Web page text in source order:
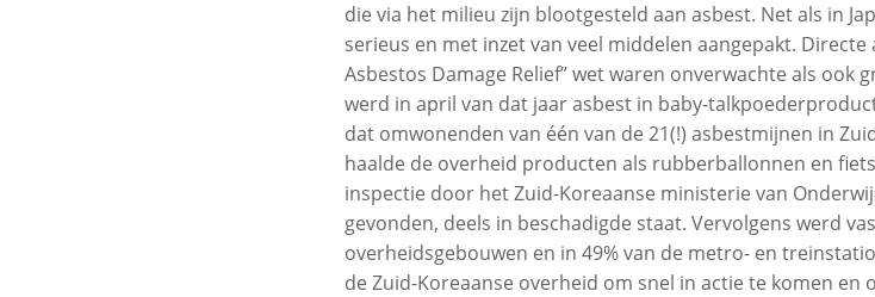
die via het milieu zijn blootgesteld aan asbest. Net als in
serieus en met inzet van veel middelen aangepakt.
Asbestos Damage Relief” wet waren onverwachte als ook
werd in april van dat jaar asbest in baby-
dat omwonenden van één van de 21(!) asbestmijnen in
haalde de overheid producten als rubberballonnen en
inspectie door het Zuid-Koreaanse ministerie van
gevonden, deels in beschadigde staat. Vervolgens werd
overheidsgebouwen en in 49% van de metro- en
de Zuid-Koreaanse overheid om snel in actie te komen en